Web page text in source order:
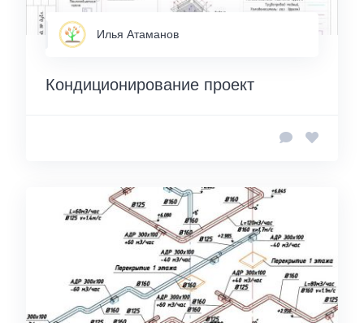
Илья Атаманов
Кондиционирование проект